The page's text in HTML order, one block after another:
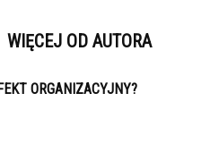
WIĘCEJ OD AUTORA
ORGANIZACYJNY?